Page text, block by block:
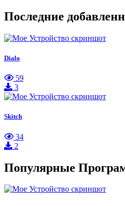
Последние
Dialo
59
3
Skitch
34
2
Популярные